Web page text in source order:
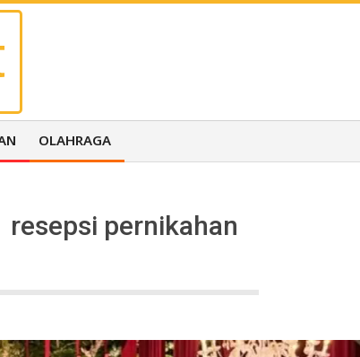
OLAHRAGA
resepsi pernikahan